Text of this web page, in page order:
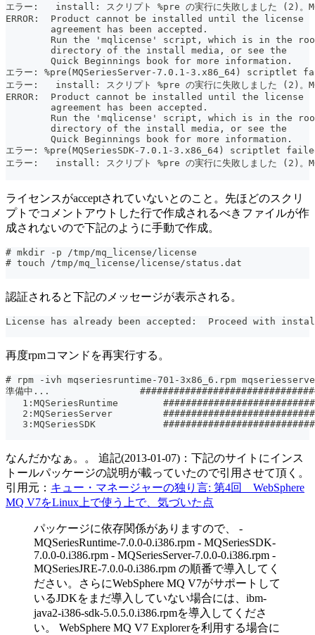
エラー:   install: スクリプト %pre の実行に失敗しました (2)。
ERROR:  Product cannot be installed until the license
        agreement has been accepted.
Run the 'mqlicense' script, which is in the
        directory of the install media, or see the
        Quick Beginnings book for more information.
エラー: %pre(MQSeriesServer-7.0.1-3.x86_64)
エラー:   install: スクリプト %pre の実行に失敗しました (2)。
ERROR:  Product cannot be installed until the license
        agreement has been accepted.
Run the 'mqlicense' script, which is in the
        directory of the install media, or see the
        Quick Beginnings book for more information.
エラー: %pre(MQSeriesSDK-7.0.1-3.x86_64) scriptlet
エラー:   install: スクリプト %pre の実行に失敗しました (2)。
ライセンスがacceptされていないとのこと。先ほどのスクリ
プトでコメントアウトした行で作成されるべきファイルが作
成されないので下記のように手動で作成。
# mkdir -p /tmp/mq_license/license
# touch /tmp/mq_license/license/status.dat
認証されると下記のメッセージが表示される。
License has already been accepted:  Proceed with
再度rpmコマンドを再実行する。
# rpm -ivh mqseriesruntime-701-3x86_6.rpm
準備中...
1:MQSeriesRuntime
2:MQSeriesServer
3:MQSeriesSDK
なんだかなぁ。。 追記(2013-01-07)：下記のサイトにインス
トールパッケージの説明が載っていたので引用させて頂く。
引用元： キュー・マネージャーの独り言: 第4回 WebSphere
MQ V7をLinux上で使う上で、気づいた点
パッケージに依存関係がありますので、 -
MQSeriesRuntime-7.0.0-0.i386.rpm - MQSeriesSDK-
7.0.0-0.i386.rpm - MQSeriesServer-7.0.0-0.i386.rpm -
MQSeriesJRE-7.0.0-0.i386.rpm の順番で導入してく
ださい。さらにWebSphere MQ V7がサポートして
いるJDKをまだ導入していない場合には、ibm-
java2-i386-sdk-5.0.5.0.i386.rpmを導入してくださ
い。 WebSphere MQ V7 Explorerを利用する場合に